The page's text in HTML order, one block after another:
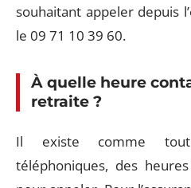
souhaitant appeler depuis
le 09 71 10 39 60.
À quelle heure
retraite ?
Il existe comme
téléphoniques, des